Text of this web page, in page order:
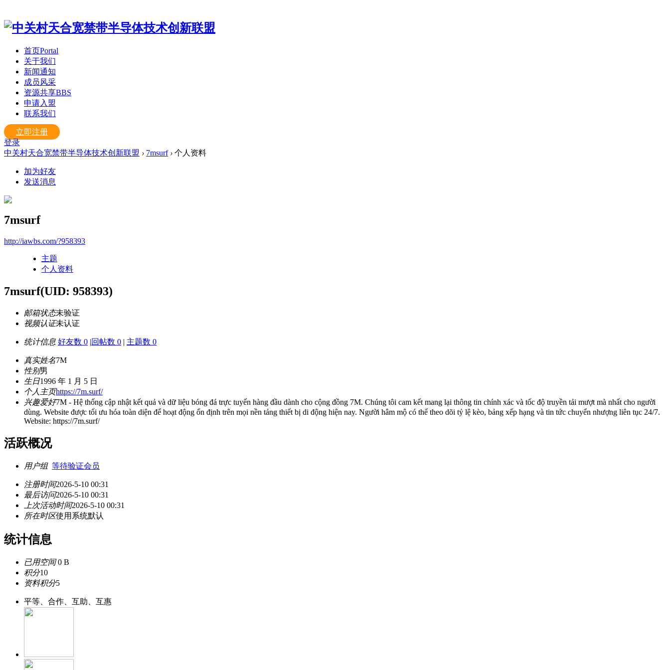
首页Portal
关于我们
新闻通知
成员风采
资源共享BBS
申请入盟
联系我们
立即注册
登录
中关村天合宽禁带半导体技术创新联盟 › 7msurf › 个人资料
加为好友
发送消息
7msurf
http://iawbs.com/?958393
主题
个人资料
7msurf(UID: 958393)
邮箱状态未验证
视频认证未认证
统计信息 好友数 0 |回帖数 0 | 主题数 0
真实姓名7M
性别男
生日1996 年 1 月 5 日
个人主页https://7m.surf/
兴趣爱好7M - Hệ thống cập nhật kết quả và dữ liệu bóng đá trực tuyến hàng đầu dành cho cộng đồng 7M. Chúng tôi cam kết mang lại thông tin chính xác và tốc độ truyền tải mượt mà nhất cho người
dùng. Website được tối ưu hóa toàn diện để hoạt động ổn định trên mọi nền tảng thiết bị di động hiện nay. Người hâm mộ có thể theo dõi tỷ lệ kèo, bảng xếp hạng và tin tức chuyển nhượng liên tục 24/7.
Website: https://7m.surf/
活跃概况
用户组 等待验证会员
注册时间2026-5-10 00:31
最后访问2026-5-10 00:31
上次活动时间2026-5-10 00:31
所在时区使用系统默认
统计信息
已用空间0 B
积分10
资料积分5
平等、合作、互助、互惠